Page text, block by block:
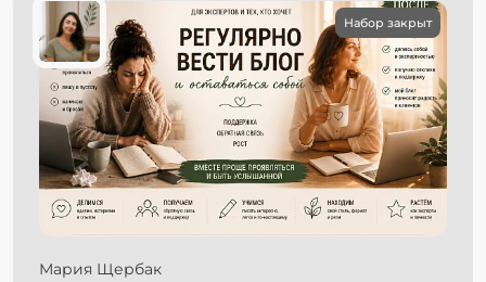
Набор закрыт
Мария Щербак